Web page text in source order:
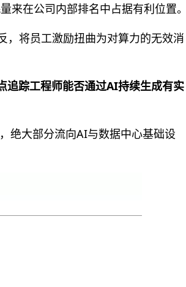
来在公司内部排名中占据有利位置。
，将员工激励扭曲为对算力的无效消
踪工程师能否通过AI持续生成有实
绝大部分流向AI与数据中心基础设